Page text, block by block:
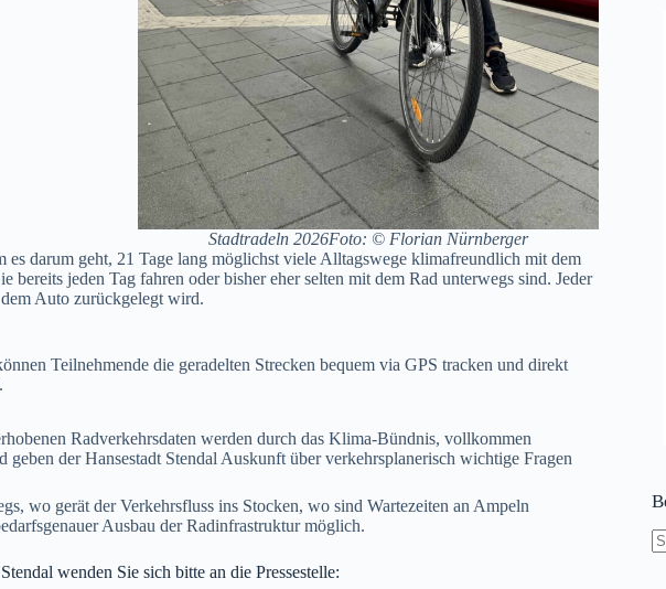
Stadtradeln 2026Foto: © Florian Nürnberger
darum geht, 21 Tage lang möglichst viele Alltagswege klimafreundlich mit dem
bereits jeden Tag fahren oder bisher eher selten mit dem Rad unterwegs sind. Jeder
Auto zurückgelegt wird.
Teilnehmende die geradelten Strecken bequem via GPS tracken und direkt
Radverkehrsdaten werden durch das Klima-Bündnis, vollkommen
geben der Hansestadt Stendal Auskunft über verkehrsplanerisch wichtige Fragen
wo gerät der Verkehrsfluss ins Stocken, wo sind Wartezeiten an Ampeln
Ausbau der Radinfrastruktur möglich.
wenden Sie sich bitte an die Pressestelle: